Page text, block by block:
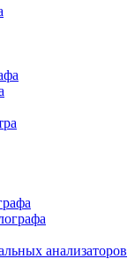
анализаторов